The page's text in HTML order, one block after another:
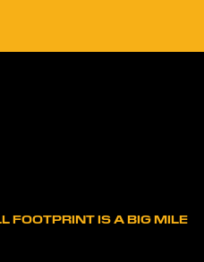
FOOTPRINT IS A BIG MILE